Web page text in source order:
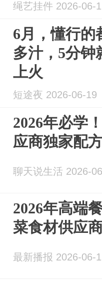
绳艺挂件 2026-06-
6月，懂行的
多汁，5分钟
上火
短途夜 2026-06-19
2026年必学
应商独家配
聊天说生活 2026-
2026年高端
菜食材供应
最新播报 2026-06-